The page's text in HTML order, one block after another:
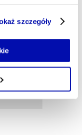
plików cookie,
np. we
po wybraniu opcji
szczegóły